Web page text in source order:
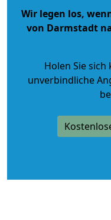
Wir legen los,
von Darmstadt
Holen Sie
unverbindliche